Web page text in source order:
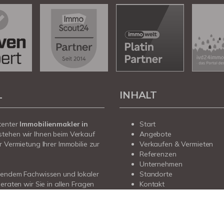
Immobilienmakler in
wir Ihnen beim Verkauf
Vermietung Ihrer Immobilie zur
Fachwissen und lokaler
wir Sie in allen Fragen
INHALT
Start
Angebote
Verkaufen & Vermieten
Referenzen
Unternehmen
Standorte
Kontakt